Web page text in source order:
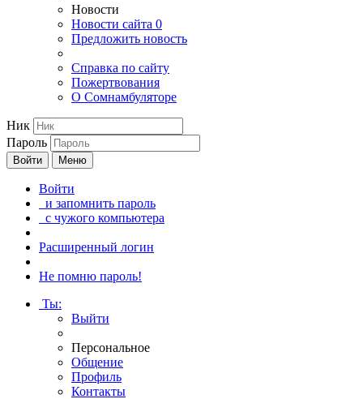
Новости
Новости сайта 0
Предложить новость
Справка по сайту
Пожертвования
О Сомнамбуляторе
Ник
Пароль
Войти Меню
Войти
и запомнить пароль
с чужого компьютера
Расширенный логин
Не помню пароль!
Ты:
Выйти
Персональное
Общение
Профиль
Контакты